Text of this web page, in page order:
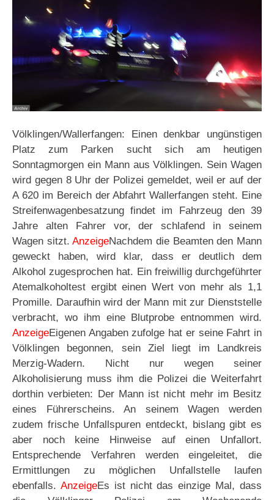
Völklingen/Wallerfangen: Einen denkbar ungünstigen
Platz zum Parken sucht sich am heutigen
Sonntagmorgen ein Mann aus Völklingen. Sein Wagen
wird gegen 8 Uhr der Polizei gemeldet, weil er auf der
A 620 im Bereich der Abfahrt Wallerfangen steht. Eine
Streifenwagenbesatzung findet im Fahrzeug den 39
Jahre alten Fahrer vor, der schlafend in seinem
Wagen sitzt.AnzeigeNachdem die Beamten den Mann
geweckt haben, wird klar, dass er deutlich dem
Alkohol zugesprochen hat. Ein freiwillig durchgeführter
Atemalkoholtest ergibt einen Wert von mehr als 1,1
Promille. Daraufhin wird der Mann mit zur Dienststelle
verbracht, wo ihm eine Blutprobe entnommen wird.
AnzeigeEigenen Angaben zufolge hat er seine Fahrt in
Völklingen begonnen, sein Ziel liegt im Landkreis
Merzig-Wadern. Nicht nur wegen seiner
Alkoholisierung muss ihm die Polizei die Weiterfahrt
dorthin verbieten: Der Mann ist nicht mehr im Besitz
eines Führerscheins. An seinem Wagen werden
zudem frische Unfallspuren entdeckt, bislang gibt es
aber noch keine Hinweise auf einen Unfallort.
Entsprechende Verfahren werden eingeleitet, die
Ermittlungen zu möglichen Unfallstelle laufen
ebenfalls. AnzeigeEs ist nicht das einzige Mal, dass